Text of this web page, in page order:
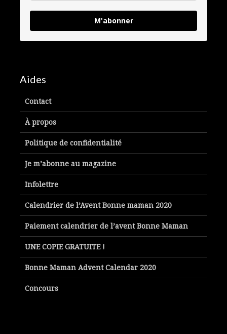
M'abonner
Aides
Contact
À propos
Politique de confidentialité
Je m’abonne au magazine
Infolettre
Calendrier de l’Avent Bonne maman 2020
Paiement calendrier de l’avent Bonne Maman
UNE COPIE GRATUITE !
Bonne Maman Advent Calendar 2020
Concours